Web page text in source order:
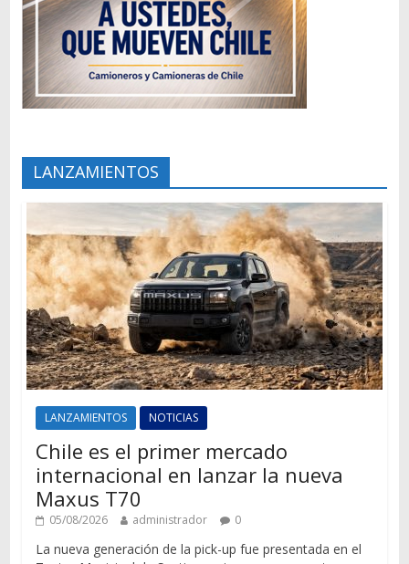
LANZAMIENTOS
LANZAMIENTOS NOTICIAS
Chile es el primer mercado
internacional en lanzar la nueva
Maxus T70
05/08/2026 administrador 0
La nueva generación de la pick-up fue presentada en el